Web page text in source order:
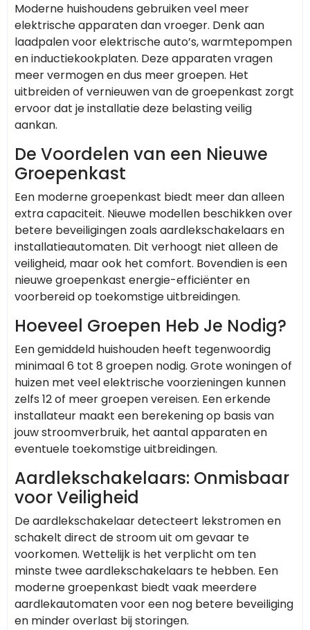
Moderne huishoudens gebruiken veel meer
elektrische apparaten dan vroeger. Denk aan
laadpalen voor elektrische auto’s, warmtepompen
en inductiekookplaten. Deze apparaten vragen
meer vermogen en dus meer groepen. Het
uitbreiden of vernieuwen van de groepenkast zorgt
ervoor dat je installatie deze belasting veilig
aankan.
De Voordelen van een Nieuwe
Groepenkast
Een moderne groepenkast biedt meer dan alleen
extra capaciteit. Nieuwe modellen beschikken over
betere beveiligingen zoals aardlekschakelaars en
installatieautomaten. Dit verhoogt niet alleen de
veiligheid, maar ook het comfort. Bovendien is een
nieuwe groepenkast energie-efficiënter en
voorbereid op toekomstige uitbreidingen.
Hoeveel Groepen Heb Je Nodig?
Een gemiddeld huishouden heeft tegenwoordig
minimaal 6 tot 8 groepen nodig. Grote woningen of
huizen met veel elektrische voorzieningen kunnen
zelfs 12 of meer groepen vereisen. Een erkende
installateur maakt een berekening op basis van
jouw stroomverbruik, het aantal apparaten en
eventuele toekomstige uitbreidingen.
Aardlekschakelaars: Onmisbaar
voor Veiligheid
De aardlekschakelaar detecteert lekstromen en
schakelt direct de stroom uit om gevaar te
voorkomen. Wettelijk is het verplicht om ten
minste twee aardlekschakelaars te hebben. Een
moderne groepenkast biedt vaak meerdere
aardlekautomaten voor een nog betere beveiliging
en minder overlast bij storingen.